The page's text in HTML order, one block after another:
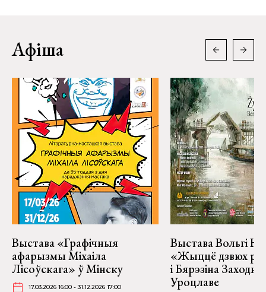
Афіша
Выстава «Графічныя
афарызмы Міхаіла
Лісоўскага» ў Мінску
17.03.2026 16:00 - 31.12.2026 17:00
Выстава Вольгі
«Жыццё дзвюх
і Бярэзіна
Уроцлаве